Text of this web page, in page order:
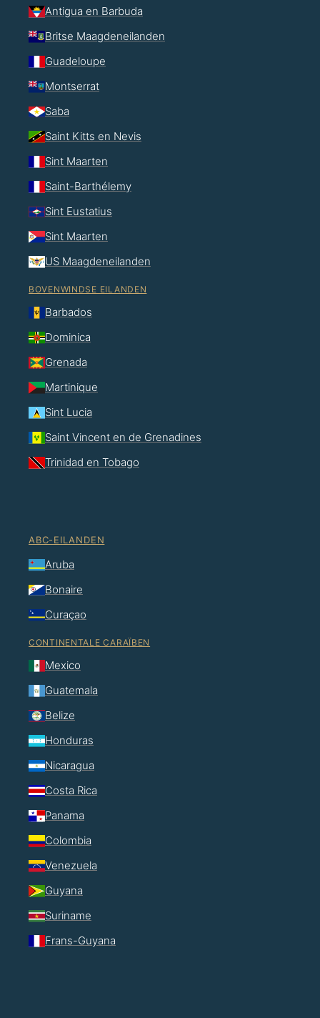
Antigua en Barbuda
Britse Maagdeneilanden
Guadeloupe
Montserrat
Saba
Saint Kitts en Nevis
Sint Maarten
Saint-Barthélemy
Sint Eustatius
Sint Maarten
US Maagdeneilanden
BOVENWINDSE EILANDEN
Barbados
Dominica
Grenada
Martinique
Sint Lucia
Saint Vincent en de Grenadines
Trinidad en Tobago
ABC-EILANDEN
Aruba
Bonaire
Curaçao
CONTINENTALE CARAÏBEN
Mexico
Guatemala
Belize
Honduras
Nicaragua
Costa Rica
Panama
Colombia
Venezuela
Guyana
Suriname
Frans-Guyana